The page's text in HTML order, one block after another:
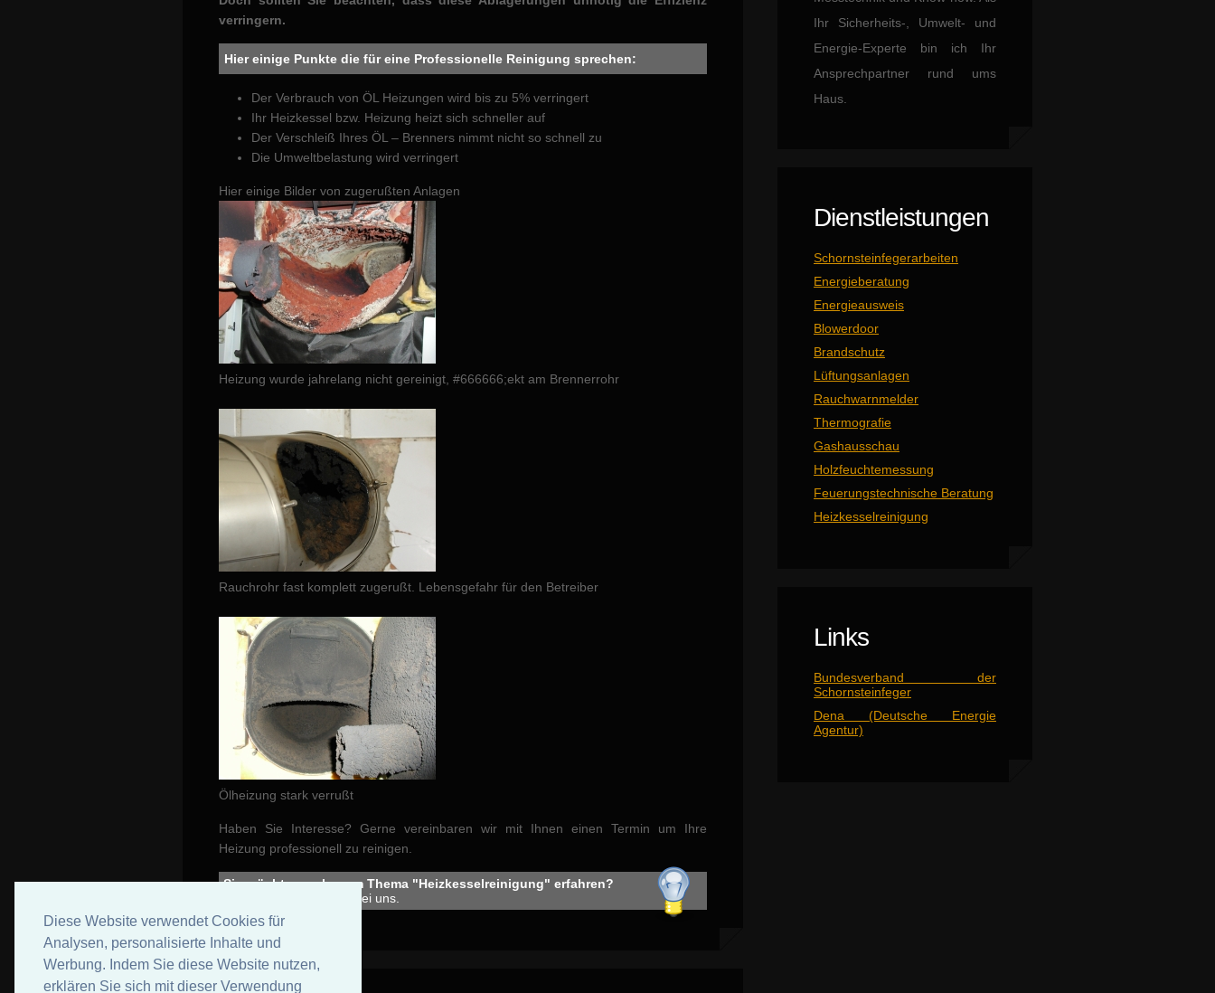
Diese Website verwendet Cookies für
Analysen, personalisierte Inhalte und
Werbung. Indem Sie diese Website nutzen,
erklären Sie sich mit dieser Verwendung
verringern.
Hier einige Punkte die für eine Professionelle Reinigung sprechen:
Der Verbrauch von ÖL Heizungen wird bis zu 5% verringert
Ihr Heizkessel bzw. Heizung heizt sich schneller auf
Der Verschleiß Ihres ÖL – Brenners nimmt nicht so schnell zu
Die Umweltbelastung wird verringert
Hier einige Bilder von zugerußten Anlagen
Heizung wurde jahrelang nicht gereinigt, #666666;ekt am Brennerrohr
Rauchrohr fast komplett zugerußt. Lebensgefahr für den Betreiber
Ölheizung stark verrußt
Haben Sie Interesse? Gerne vereinbaren wir mit Ihnen einen Termin um Ihre
Heizung professionell zu reinigen.
Sie möchten mehr zum Thema "Heizkesselreinigung" erfahren?
Melden Sie sich gerne bei uns.
Ihr Sicherheits-, Umwelt- und
Energie-Experte bin ich Ihr
Ansprechpartner rund ums
Haus.
Dienstleistungen
Schornsteinfegerarbeiten
Energieberatung
Energieausweis
Blowerdoor
Brandschutz
Lüftungsanlagen
Rauchwarnmelder
Thermografie
Gashausschau
Holzfeuchtemessung
Feuerungstechnische Beratung
Heizkesselreinigung
Links
Bundesverband der
Schornsteinfeger
Dena (Deutsche Energie
Agentur)